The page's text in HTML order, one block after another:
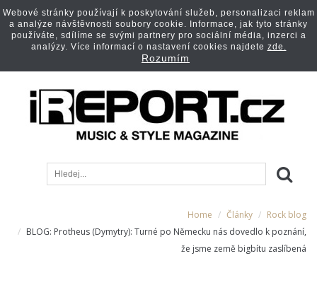
Home Články
Rock blog
BLOG: Protheus (Dymytry): Turné po Německu nás dovedlo k poznání,
že jsme země bigbítu zaslíbená
Webové stránky používají k poskytování služeb, personalizaci reklam
a analýze návštěvnosti soubory cookie. Informace, jak tyto stránky
používáte, sdílíme se svými partnery pro sociální média, inzerci a
analýzy. Více informací o nastavení cookies najdete zde.
Rozumím